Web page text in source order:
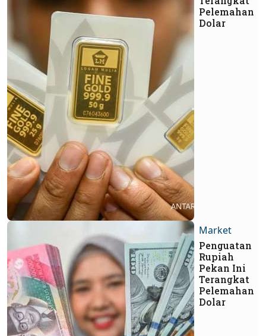
Pelemahan
Dolar
Market
Penguatan
Rupiah
Pekan Ini
Terangkat
Pelemahan
Dolar